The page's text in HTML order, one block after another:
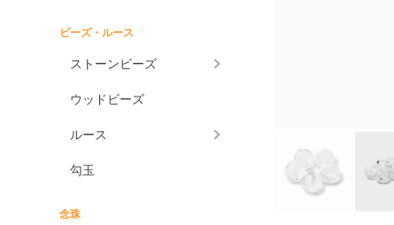
ビーズ・ルース
ストーンビーズ
ウッドビーズ
ルース
勾玉
念珠